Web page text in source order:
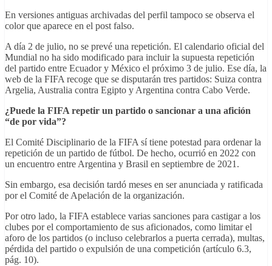
En versiones antiguas archivadas del perfil tampoco se observa el
color que aparece en el post falso.
A día 2 de julio, no se prevé una repetición. El calendario oficial del
Mundial no ha sido modificado para incluir la supuesta repetición
del partido entre Ecuador y México el próximo 3 de julio. Ese día, la
web de la FIFA recoge que se disputarán tres partidos: Suiza contra
Argelia, Australia contra Egipto y Argentina contra Cabo Verde.
¿Puede la FIFA repetir un partido o sancionar a una afición
“de por vida”?
El Comité Disciplinario de la FIFA sí tiene potestad para ordenar la
repetición de un partido de fútbol. De hecho, ocurrió en 2022 con
un encuentro entre Argentina y Brasil en septiembre de 2021.
Sin embargo, esa decisión tardó meses en ser anunciada y ratificada
por el Comité de Apelación de la organización.
Por otro lado, la FIFA establece varias sanciones para castigar a los
clubes por el comportamiento de sus aficionados, como limitar el
aforo de los partidos (o incluso celebrarlos a puerta cerrada), multas,
pérdida del partido o expulsión de una competición (artículo 6.3,
pág. 10).